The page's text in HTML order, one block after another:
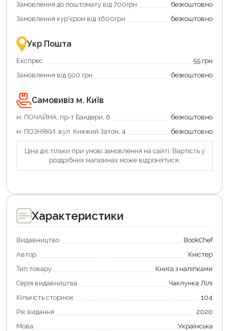
картою
єКнига
–
зручно
та
Замовлення до поштомату від 700грн
безкоштовно
Замовлення кур'єром від 1600грн
безкоштовно
Укр Пошта
Експрес
55 грн
Замовлення від 500 грн
безкоштовно
Самовивіз м. Київ
м. ПОЧАЙНА, пр-т Бандери, 6
безкоштовно
м. ПОЗНЯКИ, вул. Княжий Затон, 4
безкоштовно
Ціна діє тільки при умові замовлення на сайті. Вартість у
роздрібних магазинах може відрізнятися.
Характеристики
Видавництво
BookChef
Автор
Кністер
Тип товару
Книга з наліпками
Серія видавництва
Чаклунка Лілі
Кількість сторінок
104
Рік видання
2020
Мова
Українська
Продовжити покупки